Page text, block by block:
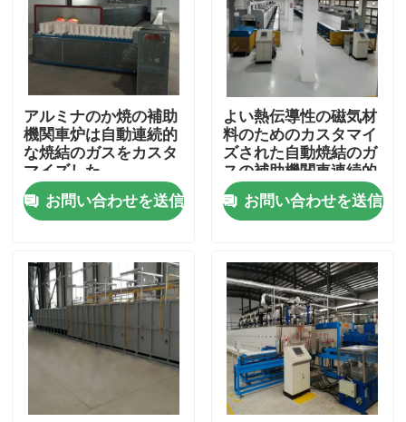
私達について
工場旅行
品質管理
ニュース
引用を要求しなさい
ローラー炉炉
プッシャー炉
アルミナのか焼の補助
機関車炉は自動連続的
な焼結のガスをカスタ
マイズした
お問い合わせを送信
よい熱伝導性の磁気材
料のためのカスタマイ
ズされた自動焼結のガ
スの補助機関車連続的
なKil
お問い合わせを送信